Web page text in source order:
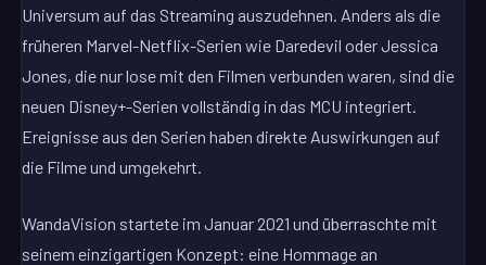
Universum auf das Streaming auszudehnen. Anders als die
früheren Marvel-Netflix-Serien wie Daredevil oder Jessica
Jones, die nur lose mit den Filmen verbunden waren, sind die
neuen Disney+-Serien vollständig in das MCU integriert.
Ereignisse aus den Serien haben direkte Auswirkungen auf
die Filme und umgekehrt.
WandaVision startete im Januar 2021 und überraschte mit
seinem einzigartigen Konzept: eine Hommage an